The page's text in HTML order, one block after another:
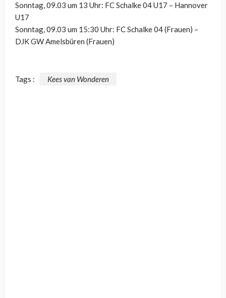
Sonntag, 09.03 um 13 Uhr: FC Schalke 04 U17 – Hannover
U17
Sonntag, 09.03 um 15:30 Uhr: FC Schalke 04 (Frauen) –
DJK GW Amelsbüren (Frauen)
Tags : Kees van Wonderen